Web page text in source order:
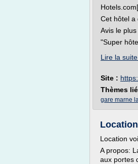
Cet hôtel a
Avis le
"Super
Lire la suite
Site :
Thèmes
gare marne
Location
A propos:
aux portes